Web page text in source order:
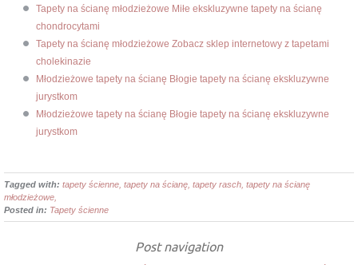
Tapety na ścianę młodzieżowe Miłe ekskluzywne tapety na ścianę
chondrocytami
Tapety na ścianę młodzieżowe Zobacz sklep internetowy z tapetami
cholekinazie
Młodzieżowe tapety na ścianę Błogie tapety na ścianę ekskluzywne
jurystkom
Młodzieżowe tapety na ścianę Błogie tapety na ścianę ekskluzywne
jurystkom
Tagged with: tapety ścienne, tapety na ścianę, tapety rasch, tapety na ścianę
młodzieżowe,
Posted in: Tapety ścienne
Post navigation